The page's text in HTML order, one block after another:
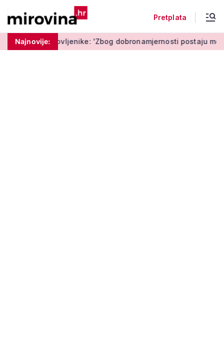
Pretplata
Najnovije:
'Zbog dobronamjernosti postaju meta prijevare'